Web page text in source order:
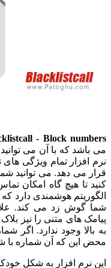
- Block numbers
می باشد که با آن می
نرم افزار تمام ویژگی
قرار می دهد. می توانید
کنید تا هیچ گاه امکان
الگوریتم هوشمندی دارد
شما گوش زد می کند.
به بالا وجود ندارد. اگر
محض این که آن شماره با
این نرم افزار به شکل